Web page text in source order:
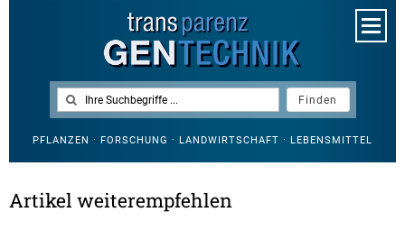
PFLANZEN · FORSCHUNG · LANDWIRTSCHAFT · LEBENSMITTEL
Artikel weiterempfehlen